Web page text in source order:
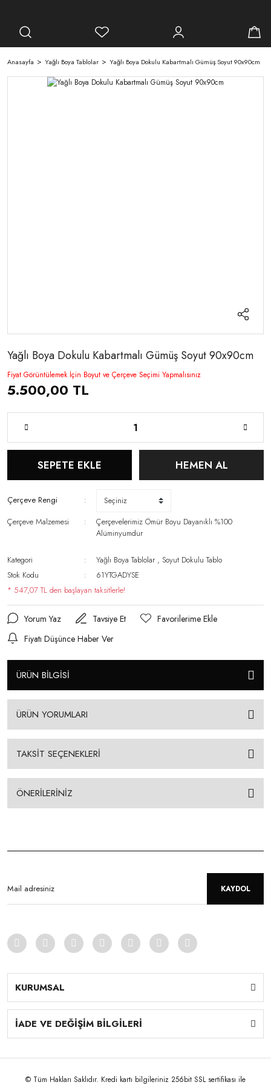
Anasayfa Yağlı Boya Tablolar Yağlı Boya Dokulu Kabartmalı Gümüş Soyut 90x90cm
Yağlı Boya Dokulu Kabartmalı Gümüş Soyut 90x90cm
Fiyat Görüntülemek İçin Boyut ve Çerçeve Seçimi Yapmalısınız
5.500,00 TL
SEPETE EKLE HEMEN AL
Çerçeve Rengi
Çerçeve Malzemesi
Çerçevelerimiz Ömür Boyu Dayanıklı %100
Alüminyumdur
Kategori Yağlı Boya Tablolar ,Soyut Dokulu Tablo
Stok Kodu
61YTGADYSE
* 547,07 TL den başlayan taksitlerle!
Yorum Yaz
Tavsiye Et
Fiyatı Düşünce Haber Ver
ÜRÜN BİLGİSİ
ÜRÜN YORUMLARI
TAKSİT SEÇENEKLERİ
ÖNERİLERİNİZ
KAYDOL
KURUMSAL
İADE VE DEĞİŞİM BİLGİLERİ
© Tüm Hakları Saklıdır. Kredi kartı bilgileriniz 256bit SSL sertifikası ile